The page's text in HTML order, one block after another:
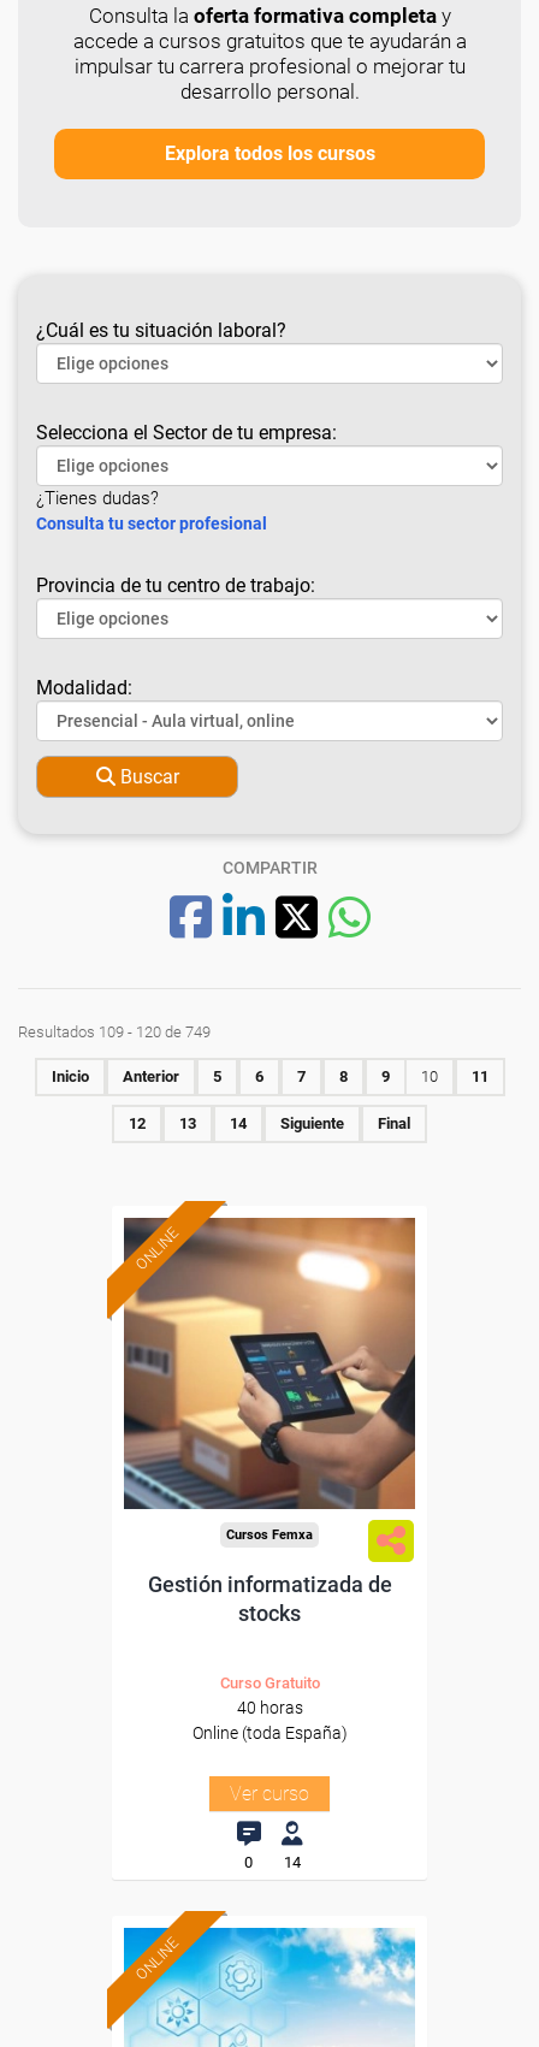
Consulta la oferta formativa completay
accede a cursos gratuitos que te ayudarán a
impulsar tu carrera profesional o mejorar tu
desarrollo personal.
Explora todos los cursos
¿Cuál es tu situación laboral?
Selecciona el Sector de tu empresa:
¿Tienes dudas?
Consulta tu sector profesional
Provincia de tu centro de trabajo:
Modalidad:
Buscar
COMPARTIR
Resultados 109 - 120 de 749
Inicio Anterior 5 6 7 8 9 10 11
12 13 14 Siguiente Final
ONLINE
Formación 100%
subvencionada.
Para desempleados,
trabajadores y autónomos.
Sector
-Transporte y Logística.
Cursos Femxa
Gestión informatizada de
stocks
Curso Gratuito
40 horas
Online (toda España)
Ver curso
0 14
ONLINE
Formación 100%
subvencionada.